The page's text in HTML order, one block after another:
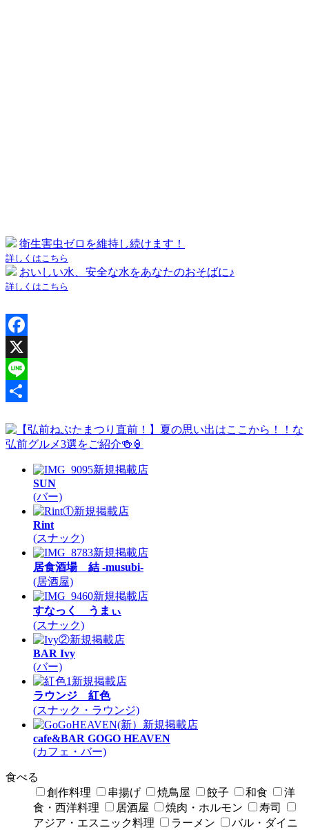
衛生害虫ゼロを維持し続けます！
詳しくはこちら
おいしい水、安全な水をあなたのおそばに♪
詳しくはこちら
有
新規掲載店
SUN
(バー)
新規掲載店
Rint
(スナック)
新規掲載店
居食酒場 結 -musubi-
(居酒屋)
新規掲載店
すなっく うまぃ
(スナック)
新規掲載店
BAR Ivy
(バー)
新規掲載店
ラウンジ 紅色
(スナック・ラウンジ)
新規掲載店
cafe&BAR GOGO HEAVEN
(カフェ・バー)
食べる
創作料理
串揚げ 焼鳥屋 餃子 和食
洋
食・西洋料理
居酒屋 焼肉・ホルモン
寿司
アジア・エスニック料理
ラーメン バル・ダイニ